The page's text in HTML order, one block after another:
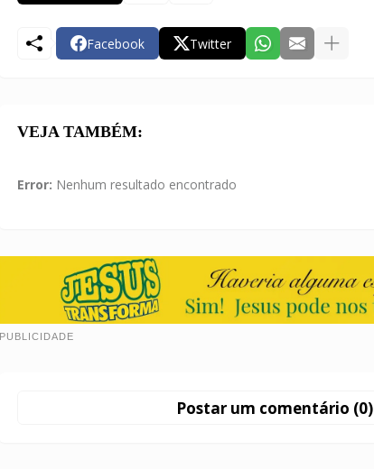
Facebook Twitter
VEJA TAMBÉM:
Error: Nenhum resultado encontrado
PUBLICIDADE
Postar um comentário (0)